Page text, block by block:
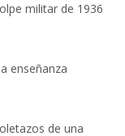
militar de 1936
enseñanza
de una